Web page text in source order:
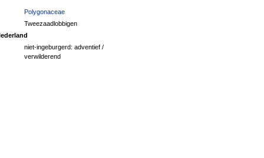
Polygonaceae
Tweezaadlobbigen
niet-ingeburgerd: adventief /
verwilderend